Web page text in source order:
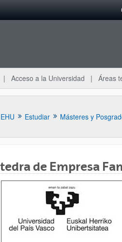
Acceso a la Universidad Áreas
EHU Estudiar Másteres y
subpáginas
de Empresa